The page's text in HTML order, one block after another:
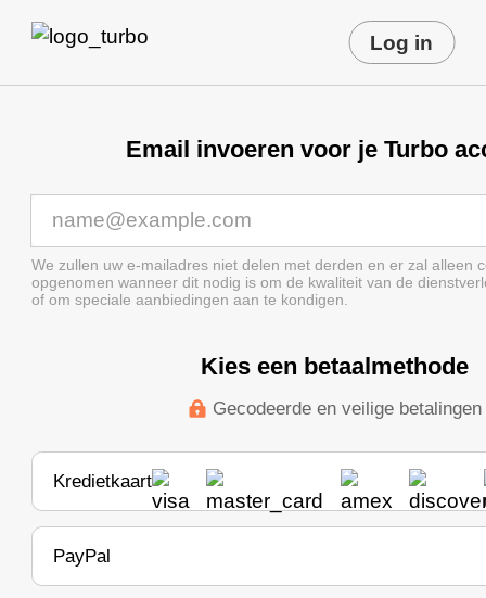
Log in
Email invoeren voor je Turbo
We zullen uw e-mailadres niet delen met derden en er zal alleen
opgenomen wanneer dit nodig is om de kwaliteit van de
of om speciale aanbiedingen aan te kondigen.
Kies een betaalmethode
Gecodeerde en veilige betalingen
Kredietkaart
PayPal